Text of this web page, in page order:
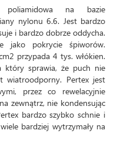
na bazie
nylonu 6.6. Jest bardzo
i bardzo dobrze oddycha.
jako pokrycie śpiworów.
przypada 4 tys. włókien.
który sprawia, że puch nie
wiatroodporny. Pertex jest
przez co rewelacyjnie
zewnątrz, nie kondensując
bardzo szybko schnie i
bardziej wytrzymały na